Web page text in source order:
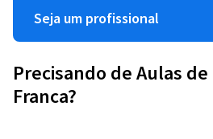
Seja um profissional
Precisando de Aulas
Franca?